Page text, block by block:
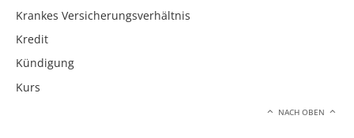
Krankes Versicherungsverhältnis
Kredit
Kündigung
Kurs
NACH OBEN